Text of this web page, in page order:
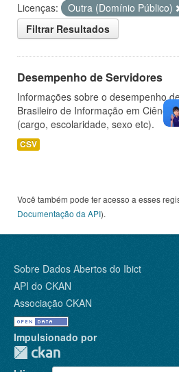
Licenças: Outra (Domínio Público)
Filtrar Resultados
Desempenho de Servidores
Informações sobre o desempenho
Brasileiro de Informação em
(cargo, escolaridade, sexo etc).
CSV
Você também pode ter acesso a esses
Documentação da API).
Sobre Dados Abertos do Ibict
API do CKAN
Associação CKAN
Impulsionado por